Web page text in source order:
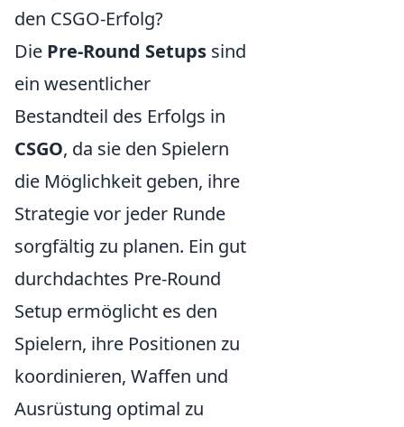
den CSGO-Erfolg?
Die Pre-Round Setups sind
ein wesentlicher
Bestandteil des Erfolgs in
CSGO, da sie den Spielern
die Möglichkeit geben, ihre
Strategie vor jeder Runde
sorgfältig zu planen. Ein gut
durchdachtes Pre-Round
Setup ermöglicht es den
Spielern, ihre Positionen zu
koordinieren, Waffen und
Ausrüstung optimal zu